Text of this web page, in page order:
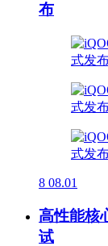
布
8 08.01
高性能核
试